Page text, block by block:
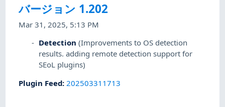
バージョン 1.202
Mar 31, 2025, 5:13 PM
Detection (Improvements to OS detection
results. adding remote detection support for
SEoL plugins)
Plugin Feed: 202503311713